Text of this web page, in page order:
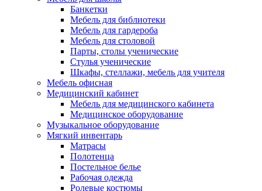
Банкетки
Мебель для библиотеки
Мебель для гардероба
Мебель для столовой
Парты, столы ученические
Стулья ученические
Шкафы, стеллажи, мебель для учителя
Мебель офисная
Медицинский кабинет
Мебель для медицинского кабинета
Медицинское оборудование
Музыкальное оборудование
Мягкий инвентарь
Матрасы
Полотенца
Постельное белье
Рабочая одежда
Ролевые костюмы